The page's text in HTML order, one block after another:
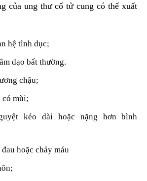
của ung thư cổ tử cung có thể xuất
hệ tình dục;
đạo bất thường.
chậu;
có mùi;
kéo dài hoặc nặng hơn bình
hoặc chảy máu